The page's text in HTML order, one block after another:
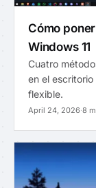
Cómo
Windows 11
Cuatro
en el
flexible.
April 24, 2026·8